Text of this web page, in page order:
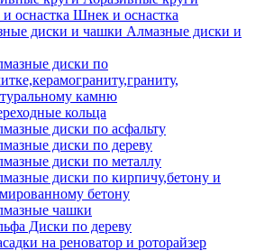
Шнек и оснастка
Алмазные диски и
диски по
камню
кольца
диски по асфальту
диски по дереву
диски по металлу
диски по кирпичу,бетону и
бетону
чашки
Диски по дереву
на реноватор и роторайзер